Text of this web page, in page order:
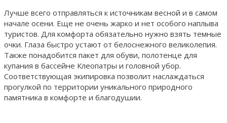
Лучше всего отправляться к источникам весной и в самом
начале осени. Еще не очень жарко и нет особого наплыва
туристов. Для комфорта обязательно нужно взять темные
очки. Глаза быстро устают от белоснежного великолепия.
Также понадобится пакет для обуви, полотенце для
купания в бассейне Клеопатры и головной убор.
Соответствующая экипировка позволит наслаждаться
прогулкой по территории уникального природного
памятника в комфорте и благодушии.